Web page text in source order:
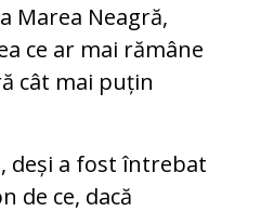
Marea Neagră,
ce ar mai rămâne
cât mai puțin
deși a fost întrebat
de ce, dacă